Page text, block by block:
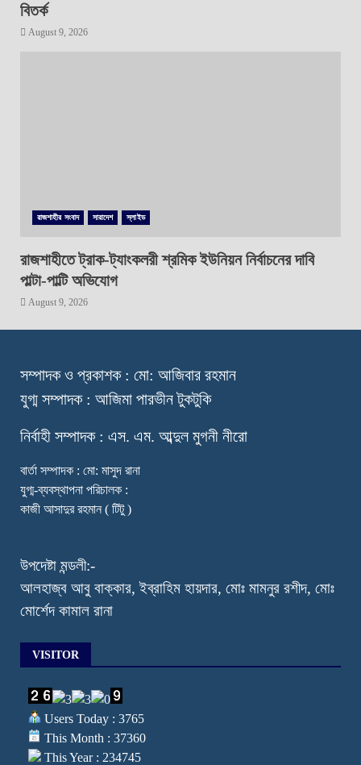
বিতর্ক
August 9, 2026
রাজশাহীর সংবাদ সারাদেশ স্লাইড
রাজশাহীতে ট্রাক-ট্যাংকলরী শ্রমিক ইউনিয়ন নির্বাচনের দাবি
পাল্টা-পাল্টি অভিযোগ
August 9, 2026
সম্পাদক ও প্রকাশক : মো: আজিবার রহমান
যুগ্ম সম্পাদক : আজিমা পারভীন টুকটুকি
নির্বাহী সম্পাদক : এস. এম. আব্দুল মুগনী নীরো
বার্তা সম্পাদক : মো: মাসুদ রানা
যুগ্ম-ব্যবস্থাপনা পরিচালক :
কাজী আসাদুর রহমান ( টিটু )
উপদেষ্টা মন্ডলী:-
আলহাজ্ব আবু বাক্কার, ইব্রাহিম হায়দার, মোঃ মামনুর রশীদ, মোঃ
মোর্শেদ কামাল রানা
VISITOR
Users Today : 3765
This Month : 37360
This Year : 234745